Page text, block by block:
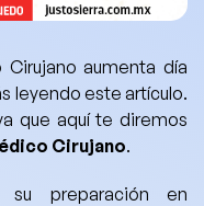
aumenta día
leyendo este artículo.
que aquí te diremos
Cirujano.
su preparación en